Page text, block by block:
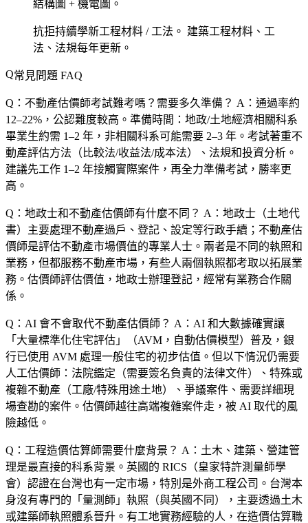
結構圖 + 機電圖。
抗拒持續學新工程材料 / 工法。 建築工程材料、工
法、法規每年更新。
常見問題 FAQ
Q：不動產估價師考試難考嗎？需要多久準備？ A：通過率約
12–22%，公認難度較高。準備時間：地政/土地經濟相關科系
畢業生約需 1–2 年，非相關科系可能需要 2–3 年。考試著重不
動產評估方法（比較法/收益法/成本法）、法規和投資分析。
建議先工作 1–2 年接觸實際案件，再全力準備考試，勝率更
高。
Q：地政士和不動產估價師有什麼不同？ A：地政士（土地代
書）主要處理不動產過戶、登記、設定等行政手續；不動產估
價師是評估不動產市場價值的專業人士。兩者是不同的執照和
業務，但都服務不動產市場，有些人兩個執照都考取以拓展業
務。估價師評估價值，地政士辦理登記，經常有業務合作關
係。
Q：AI 會不會取代不動產估價師？ A：AI 和大數據確實讓
「大量標準化住宅評估」（AVM，自動估價模型）普及，銀
行已使用 AVM 處理一般住宅的初步估值。但以下情況仍需要
人工估價師：法院鑑定（需要簽名負責的法律文件）、特殊或
複雜不動產（工廠/特殊用途土地）、爭議案件、需要詳細現
場查勘的案件。估價師越往高端複雜案件走，被 AI 取代的風
險越低。
Q：工程造價估算師需要什麼背景？ A：土木、建築、營建管
理是最直接的科系背景。英國的 RICS（皇家特許測量師學
會）認證在台灣也有一定市場，特別是外商工程公司。台灣本
身沒有專門的「量測師」執照（與英國不同），主要透過土木
或建築師執照體系晉升。有工地實務經驗的人，在造價估算職